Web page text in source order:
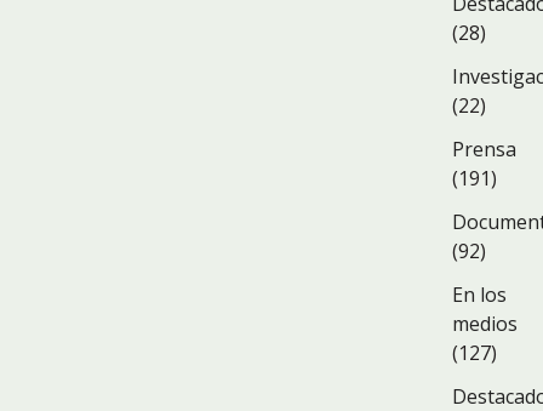
(28)
(22)
Prensa
(191)
(92)
En los
medios
(127)